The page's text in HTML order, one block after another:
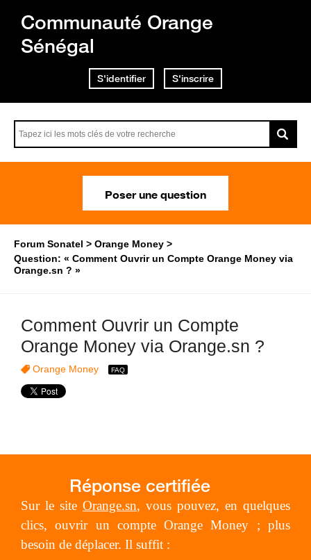
Communauté Orange
Sénégal
S'identifier S'inscrire
Poser une question
Forum Sonatel
Orange Money
Question: « Comment Ouvrir un Compte Orange Money via
Orange.sn ? »
Comment Ouvrir un Compte
Orange Money via Orange.sn ?
Orange Money
Sur le site Orange.sn, vous pouvez, en quelques
clics, ouvrir un compte Orange Money ; plus
besoin de déplacer. Il suffit :